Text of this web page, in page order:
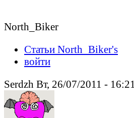
North_Biker
Статьи North_Biker's
войти
Serdzh Вт, 26/07/2011 - 16:21